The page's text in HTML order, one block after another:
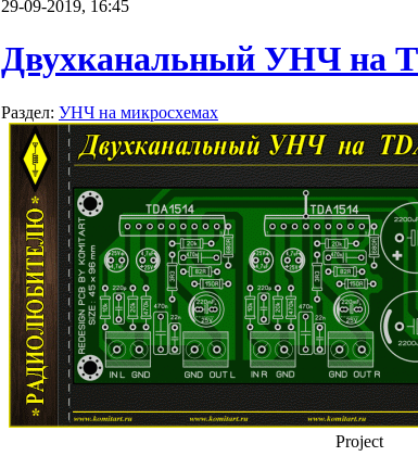
29-09-2019, 16:45
Двухканальный УНЧ на
Раздел: УНЧ на микросхемах
Project